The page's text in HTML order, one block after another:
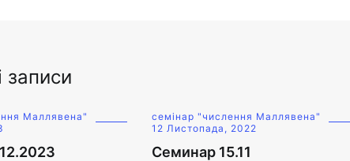
записи
Маллявена"
семінар "числення Маллявена"
12 Листопада, 2022
Семинар 15.11